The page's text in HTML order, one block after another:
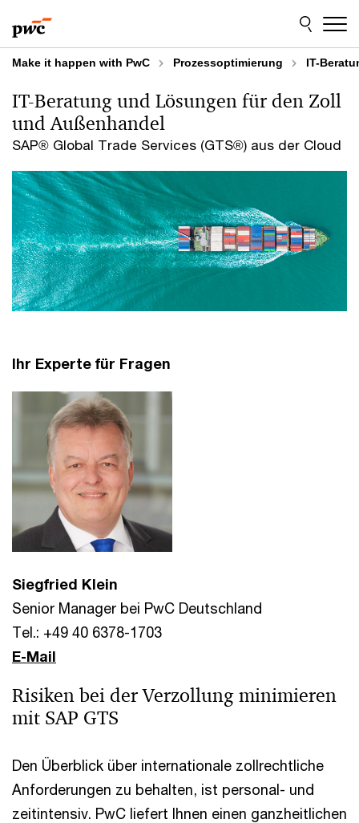
to
content
to
footer
Make it happen with PwC Prozessoptimierung IT-
SAP® Global Trade Services (GTS®) aus der Cloud
IT-Beratung und Lösungen für den Zoll
und Außenhandel
Ihr Experte für Fragen
Siegfried Klein
Senior Manager bei PwC Deutschland
Tel.: +49 40 6378-1703
E-Mail
Risiken bei der Verzollung minimieren
mit SAP GTS
Den Überblick über internationale zollrechtliche
Anforderungen zu behalten, ist personal- und
zeitintensiv. PwC liefert Ihnen einen ganzheitlichen